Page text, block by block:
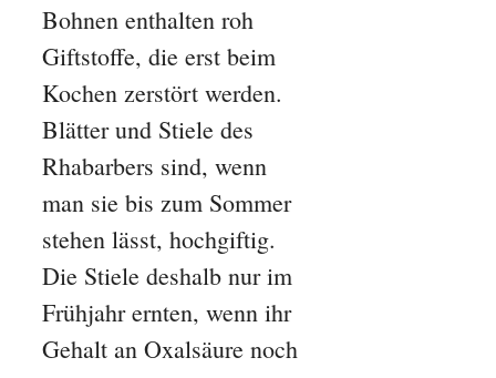
Bohnen enthalten roh
Giftstoffe, die erst beim
Kochen zerstört werden.
Blätter und Stiele des
Rhabarbers sind, wenn
man sie bis zum Sommer
stehen lässt, hochgiftig.
Die Stiele deshalb nur im
Frühjahr ernten, wenn ihr
Gehalt an Oxalsäure noch